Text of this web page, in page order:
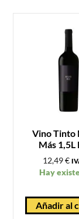
Vino Tinto
Más 1,5L
12,49€
Hay
Añadir al